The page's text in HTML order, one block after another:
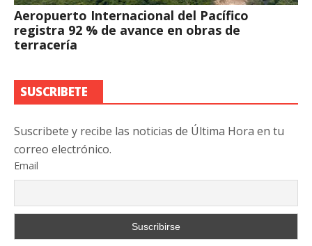
Aeropuerto Internacional del Pacífico
registra 92 % de avance en obras de
terracería
SUSCRIBETE
Suscribete y recibe las noticias de Última Hora en tu
correo electrónico.
Email